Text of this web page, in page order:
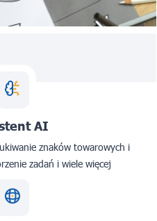
AI
znaków towarowych i
zadań i wiele więcej